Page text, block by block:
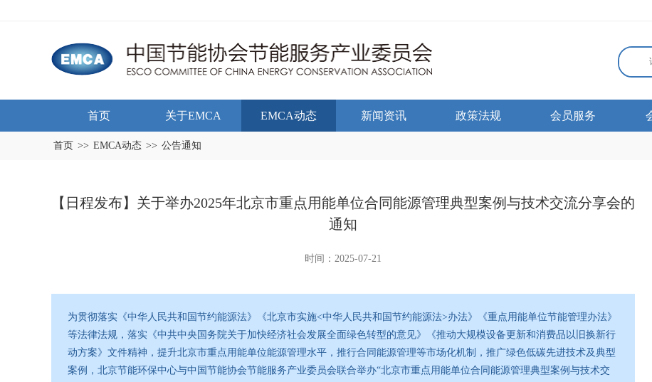
首页 关于EMCA EMCA动态 新闻资讯 政策法规 会员服务
首页 >> EMCA动态 >> 公告通知
【日程发布】关于举办2025年北京市重点用能单位合同能源管理典型案例与技术交流分享会的
通知
时间：2025-07-21
为贯彻落实《中华人民共和国节约能源法》《北京市实施<中华人民共和国节约能源法>办法》《重点用能单位节能管理办法》
等法律法规，落实《中共中央国务院关于加快经济社会发展全面绿色转型的意见》《推动大规模设备更新和消费品以旧换新行
动方案》文件精神，提升北京市重点用能单位能源管理水平，推行合同能源管理等市场化机制，推广绿色低碳先进技术及典型
案例，北京节能环保中心与中国节能协会节能服务产业委员会联合举办“北京市重点用能单位合同能源管理典型案例与技术交